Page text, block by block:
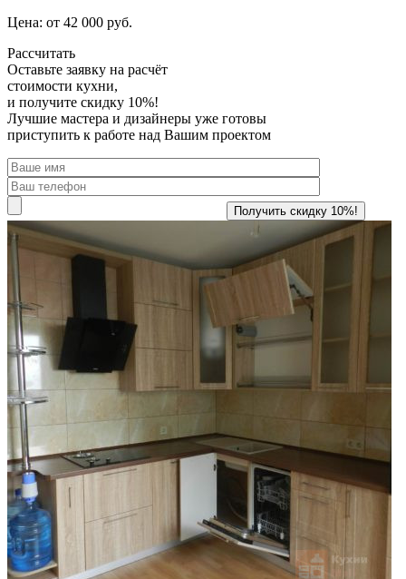
Цена: от 42 000 руб.
Рассчитать
Оставьте заявку на расчёт
стоимости кухни,
и получите скидку 10%!
Лучшие мастера и дизайнеры уже готовы
приступить к работе над Вашим проектом